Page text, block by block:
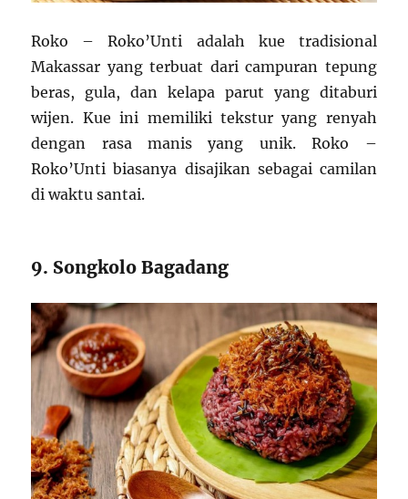
Roko – Roko’Unti adalah kue tradisional
Makassar yang terbuat dari campuran tepung
beras, gula, dan kelapa parut yang ditaburi
wijen. Kue ini memiliki tekstur yang renyah
dengan rasa manis yang unik. Roko –
Roko’Unti biasanya disajikan sebagai camilan
di waktu santai.
9. Songkolo Bagadang